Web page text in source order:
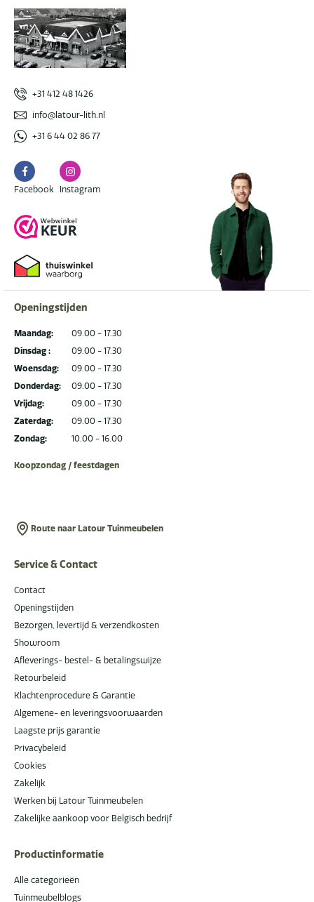
+31 412 48 1426
info@latour-lith.nl
+31 6 44 02 86 77
Facebook
Facebook
Instagram
Instagram
Openingstijden
Maandag:
Dinsdag :
Woensdag:
Donderdag:
Vrijdag:
Zaterdag:
Zondag:
09.00 - 17.30
09.00 - 17.30
09.00 - 17.30
09.00 - 17.30
09.00 - 17.30
09.00 - 17.30
10.00 - 16.00
Koopzondag / feestdagen
Route naar Latour Tuinmeubelen
Service & Contact
Contact
Openingstijden
Bezorgen, levertijd & verzendkosten
Showroom
Afleverings- bestel- & betalingswijze
Retourbeleid
Klachtenprocedure & Garantie
Algemene- en leveringsvoorwaarden
Laagste prijs garantie
Privacybeleid
Cookies
Zakelijk
Werken bij Latour Tuinmeubelen
Zakelijke aankoop voor Belgisch bedrijf
Productinformatie
Alle categorieën
Tuinmeubelblogs